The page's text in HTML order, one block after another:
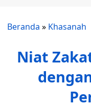
Beranda » Khasanah
Niat